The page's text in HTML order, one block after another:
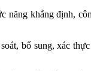
khẳng định,
bổ sung, xác